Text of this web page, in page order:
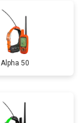
Alpha 50